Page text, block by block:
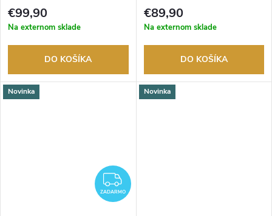
tovaru. Autorizovaný predajca.
€99,90
Na externom sklade
DO KOŠÍKA
tovaru. Autorizovaný predajca.
€89,90
Na externom sklade
DO KOŠÍKA
Novinka
ZADARMO
ZADARMO
Novinka